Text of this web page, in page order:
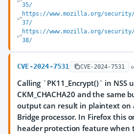
35/
https://www.mozilla.org/security/
37/
https://www.mozilla.org/security/
38/
CVE-2024-7531 CVE-2024-7531
Calling `PK11_Encrypt()` in NSS
CKM_CHACHA20 and the same
output can result in plaintext on
Bridge processor. In Firefox this
header protection feature when